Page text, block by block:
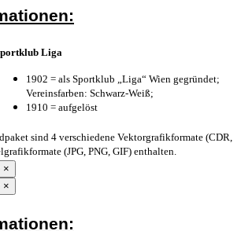
Liga
1902 = als Sportklub „Liga“ Wien gegründet;
Vereinsfarben: Schwarz-Weiß;
1910 = aufgelöst
sind 4 verschiedene Vektorgrafikformate (CDR,
(JPG, PNG, GIF) enthalten.
×
×